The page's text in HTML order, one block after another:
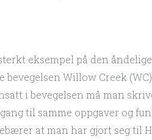
eksempel på den
Willow Creek
i bevegelsen må man
til samme oppgaver og
at man har gjort seg til